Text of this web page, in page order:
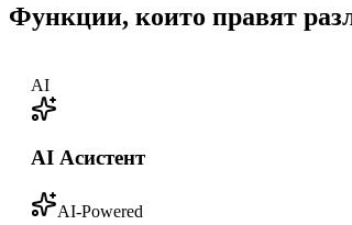
Функции, които правят
AI
AI Асистент
AI-Powered